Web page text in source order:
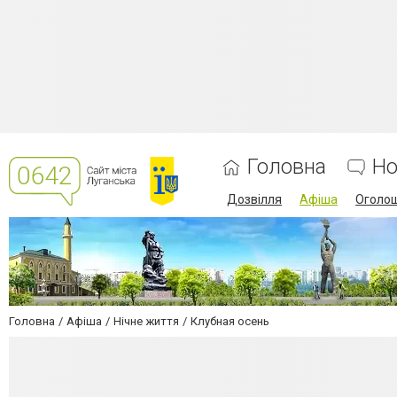
Головна
Дозвілля Афіша
Головна Афіша Нічне життя Клубная осень